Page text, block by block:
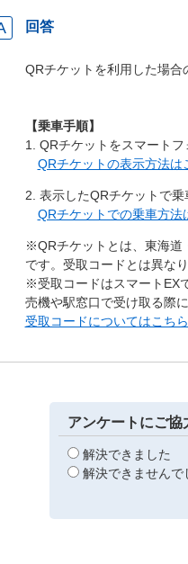
回答
QRチケットを利用した場合
【乗車手順】
1. QRチケットをスマートフ
QRチケットの表示方法は
2. 表示したQRチケットで乗
QRチケットでの乗車方法
※QRチケットとは、東海道
です。受取コードとは異な
※受取コードはスマートEX
売機や駅窓口で受け取る際
受取コードについてはこちら
アンケートにご協
解決できました
解決できませんで